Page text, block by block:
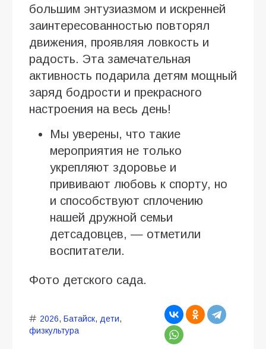
большим энтузиазмом и искренней
заинтересованностью повторял
движения, проявляя ловкость и
радость. Эта замечательная
активность подарила детям мощный
заряд бодрости и прекрасного
настроения на весь день!
Мы уверены, что такие
мероприятия не только
укрепляют здоровье и
прививают любовь к спорту, но
и способствуют сплочению
нашей дружной семьи
детсадовцев, — отметили
воспитатели.
Фото детского сада.
2026, Батайск, дети,
физкультура